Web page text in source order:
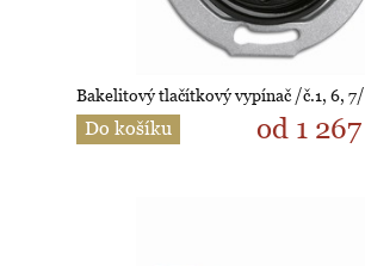
Bakelitový tlačítkový vypínač /č.1, 6, 7/
Do košíku od 1 267